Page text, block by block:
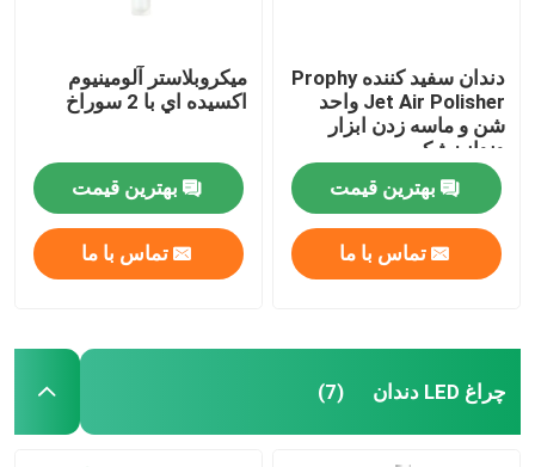
دندان سفید کننده Prophy
Jet Air Polisher واحد
شن و ماسه زدن ابزار
دندانپزشکی
بهترین قیمت
تماس با ما
ميكروبلاستر آلومينيوم
اكسيده اي با 2 سوراخ
بهترین قیمت
تماس با ما
چراغ LED دندان (7)